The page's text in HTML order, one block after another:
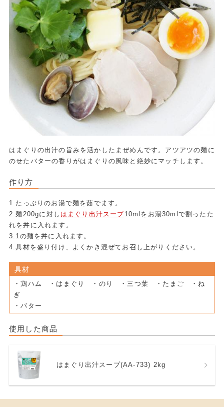
はまぐりの出汁の旨みを活かしたまぜめんです。アツアツの麺に
のせたバターの香りがはまぐりの風味と絶妙にマッチします。
作り方
1.たっぷりのお湯で麺を茹でます。
2.麺200gに対し はまぐり出汁スープ10mlをお湯30mlで割ったた
れを丼に入れます。
3.1の麺を丼に入れます。
4.具材を盛り付け、よくかき混ぜてお召し上がりください。
具材
・鶏ハム ・はまぐり ・のり ・三つ葉 ・たまご ・ね
ぎ
・バター
使用した商品
はまぐり出汁スープ(AA-733) 2kg